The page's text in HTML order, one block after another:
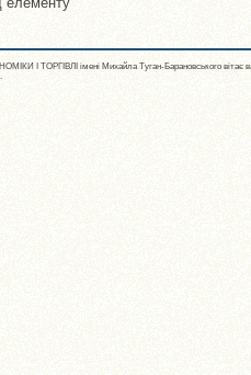
І ТОРГІВЛІ імені Михайла Туган-Барановського вітає